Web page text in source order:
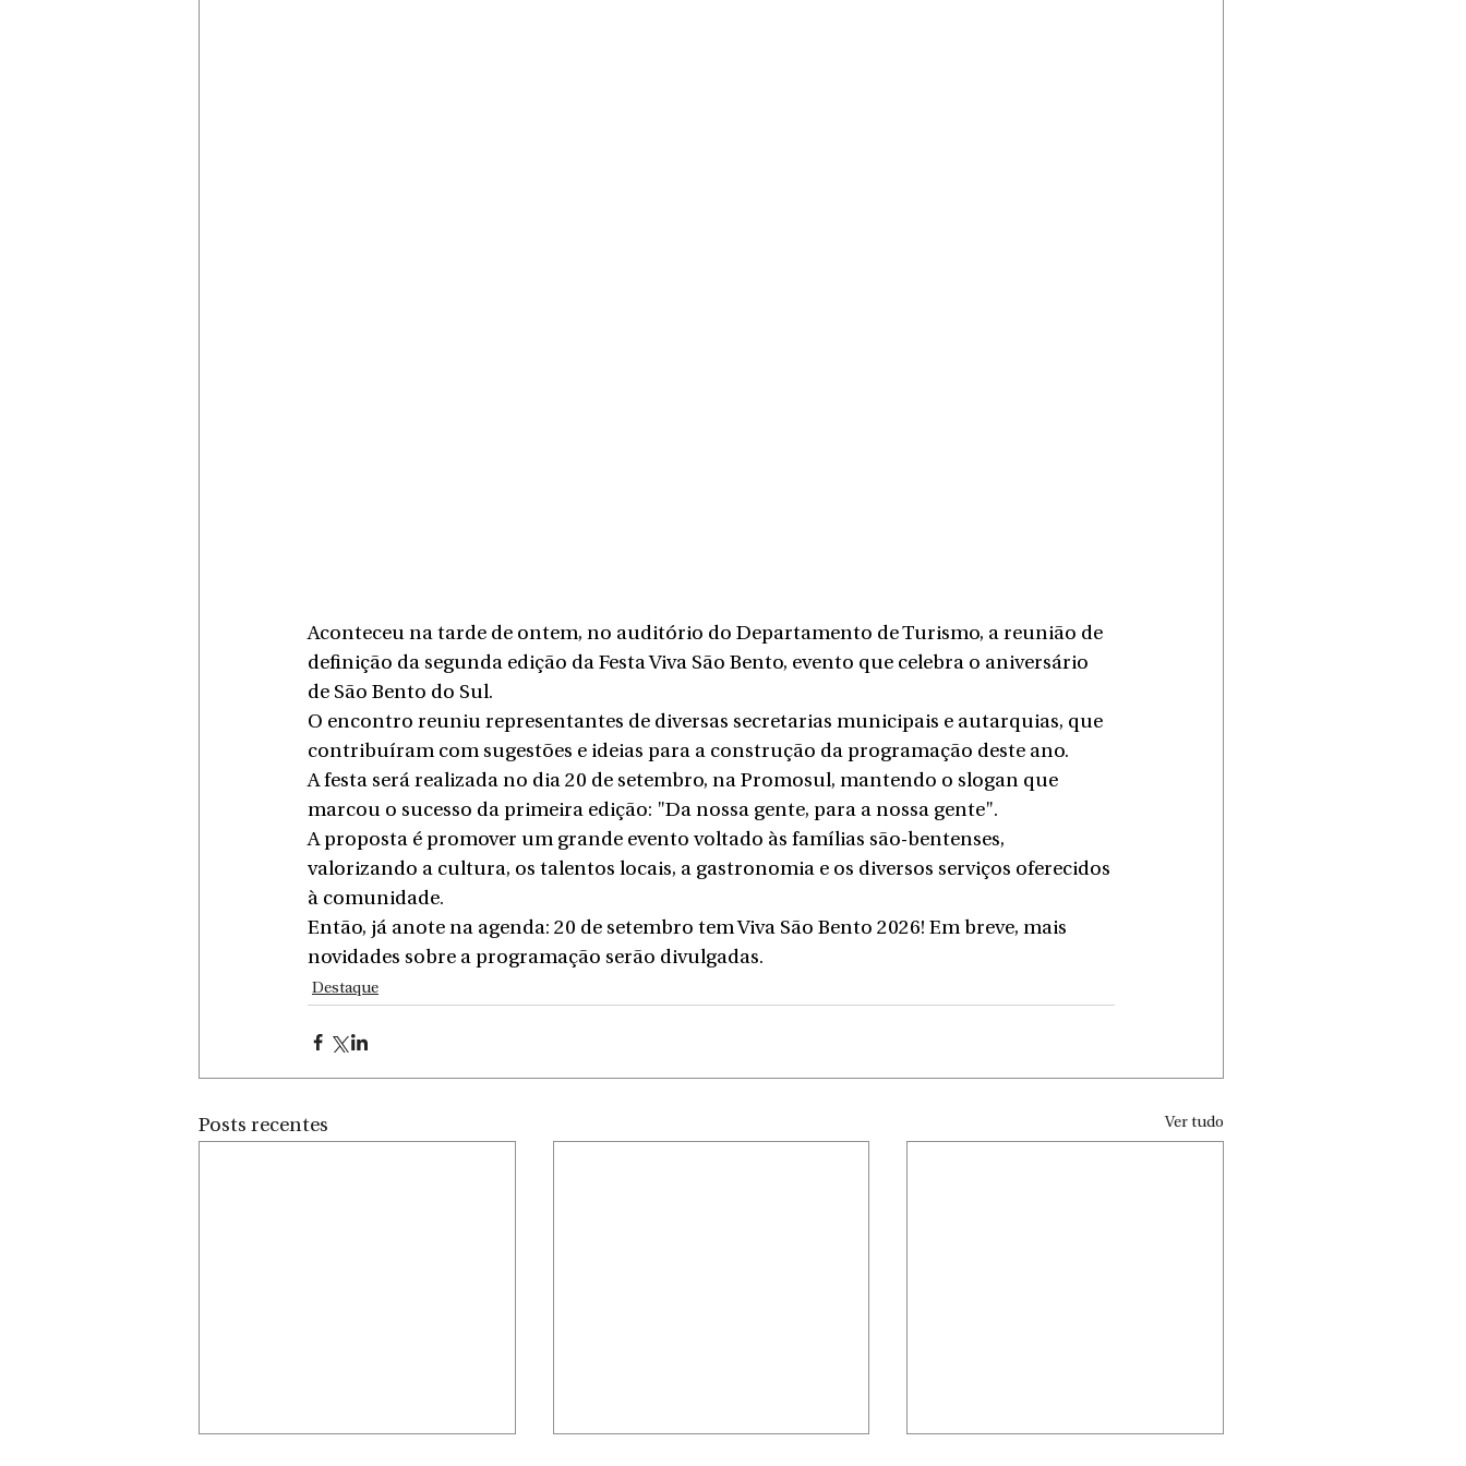
Aconteceu na tarde de ontem, no auditório do Departamento de Turismo, a reunião de
definição da segunda edição da Festa Viva São Bento, evento que celebra o aniversário
de São Bento do Sul.
O encontro reuniu representantes de diversas secretarias municipais e autarquias, que
contribuíram com sugestões e ideias para a construção da programação deste ano.
A festa será realizada no dia 20 de setembro, na Promosul, mantendo o slogan que
marcou o sucesso da primeira edição: "Da nossa gente, para a nossa gente".
A proposta é promover um grande evento voltado às famílias são-bentenses,
valorizando a cultura, os talentos locais, a gastronomia e os diversos serviços oferecidos
à comunidade.
Então, já anote na agenda: 20 de setembro tem Viva São Bento 2026! Em breve, mais
novidades sobre a programação serão divulgadas.
Destaque
Posts recentes Ver tudo